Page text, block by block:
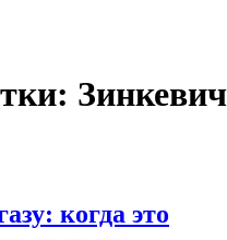
Зинкевич
когда это